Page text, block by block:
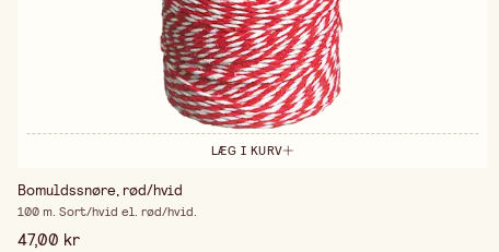
LÆG I KURV
Bomuldssnøre, rød/hvid
100 m. Sort/hvid el. rød/hvid.
47,00 kr